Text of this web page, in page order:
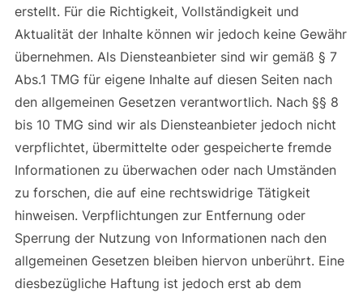
erstellt. Für die Richtigkeit, Vollständigkeit und
Aktualität der Inhalte können wir jedoch keine Gewähr
übernehmen. Als Diensteanbieter sind wir gemäß § 7
Abs.1 TMG für eigene Inhalte auf diesen Seiten nach
den allgemeinen Gesetzen verantwortlich. Nach §§ 8
bis 10 TMG sind wir als Diensteanbieter jedoch nicht
verpflichtet, übermittelte oder gespeicherte fremde
Informationen zu überwachen oder nach Umständen
zu forschen, die auf eine rechtswidrige Tätigkeit
hinweisen. Verpflichtungen zur Entfernung oder
Sperrung der Nutzung von Informationen nach den
allgemeinen Gesetzen bleiben hiervon unberührt. Eine
diesbezügliche Haftung ist jedoch erst ab dem